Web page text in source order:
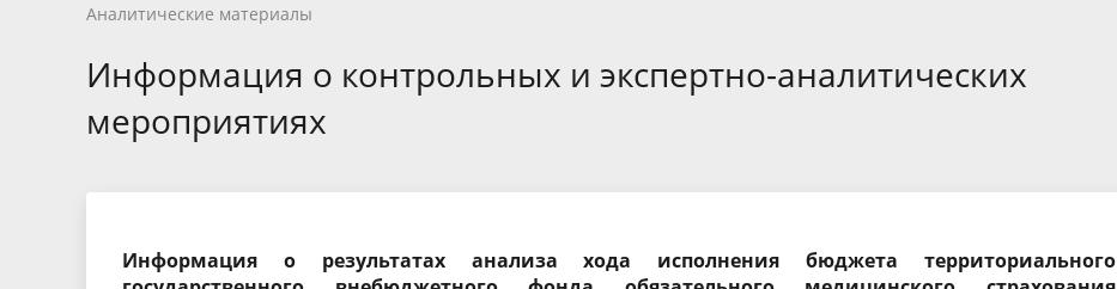
соглашениях
Совет контрольно-счетных органов
Аналитические материалы
Информация о контрольных и экспертно-аналитических
мероприятиях
Информация о результатах анализа хода исполнения бюджета территориального